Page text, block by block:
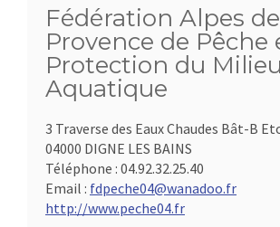
Fédération Alpes
Provence de Pêche
Protection du Milieu
Aquatique
3 Traverse des Eaux Chaudes Bât-B
04000 DIGNE LES BAINS
Téléphone : 04.92.32.25.40
Email : fdpeche04@wanadoo.fr
http://www.peche04.fr